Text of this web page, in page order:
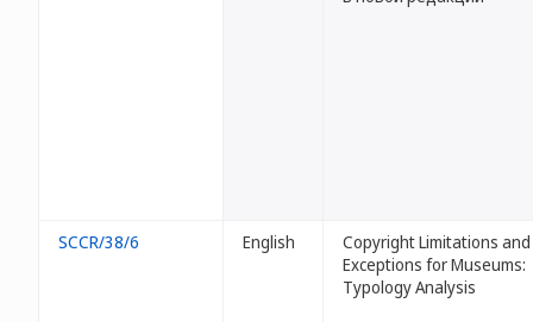
SCCR/38/6 English
Copyright Limitations and
Exceptions for Museums:
Typology Analysis